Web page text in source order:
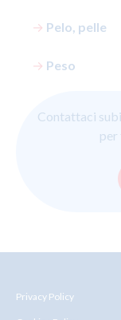
→ Pelo, pelle
→ Peso
Contattaci
per
Privacy Policy